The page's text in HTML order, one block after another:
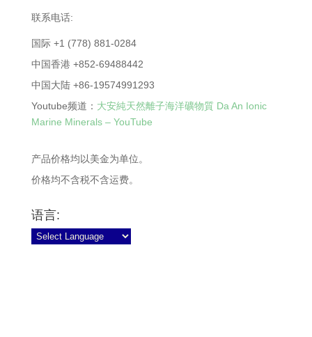
联系电话:
国际 +1 (778) 881-0284
中国香港 +852-69488442
中国大陆 +86-19574991293
Youtube频道： 大安純天然離子海洋礦物質 Da An Ionic
Marine Minerals – YouTube
产品价格均以美金为单位。
价格均不含税不含运费。
语言: